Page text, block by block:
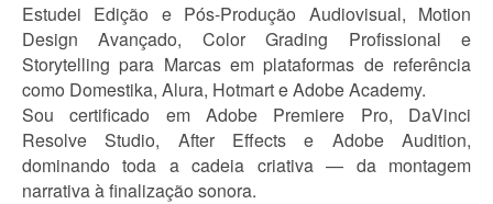
Estudei Edição e Pós-Produção Audiovisual, Motion
Design Avançado, Color Grading Profissional e
Storytelling para Marcas em plataformas de referência
como Domestika, Alura, Hotmart e Adobe Academy.
Sou certificado em Adobe Premiere Pro, DaVinci
Resolve Studio, After Effects e Adobe Audition,
dominando toda a cadeia criativa — da montagem
narrativa à finalização sonora.